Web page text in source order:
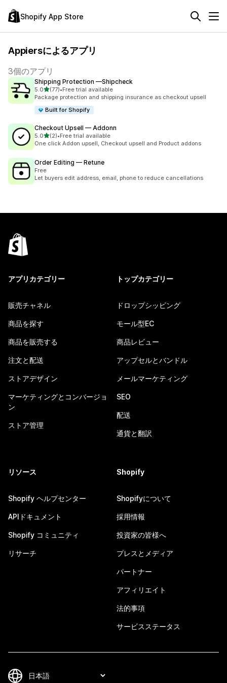
Shopify App Store
Appiersによるアプリ
3個のアプリ
Shipping Protection —Shipcheck
5.05つ星中
(77)
合計レビュー数：77件
•Free trial available
Package protection and shipping insurance as checkout upsell
Built for Shopify
Checkout Upsell — Addonn
5.05つ星中
(2)
合計レビュー数：2件
•Free trial available
One click Addon upsell, Checkout upsell and Product addons
Order Editing — Retune
Free
Let buyers edit address, email, phone to reduce cancellations
アプリカテゴリー
販売チャネル
商品を探す
商品を販売する
注文と配送
ストアデザイン
マーケティングとコンバージョ
ン
ストア管理
トップカテゴリー
ドロップシッピング
モール型EC
商品レビュー
アップセルとバンドル
メールマーケティング
SEO
配送
通貨と翻訳
リソース
Shopify ヘルプセンター
APIドキュメント
Shopify コミュニティ
リサーチ
Shopify
Shopifyについて
採用情報
投資家の皆様へ
プレスとメディア
パートナー
アフィリエイト
法的事項
サービスステータス